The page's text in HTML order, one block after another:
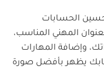
الحسابات
المهني المناسب،
وإضافة المهارات
يظهر بأفضل صورة